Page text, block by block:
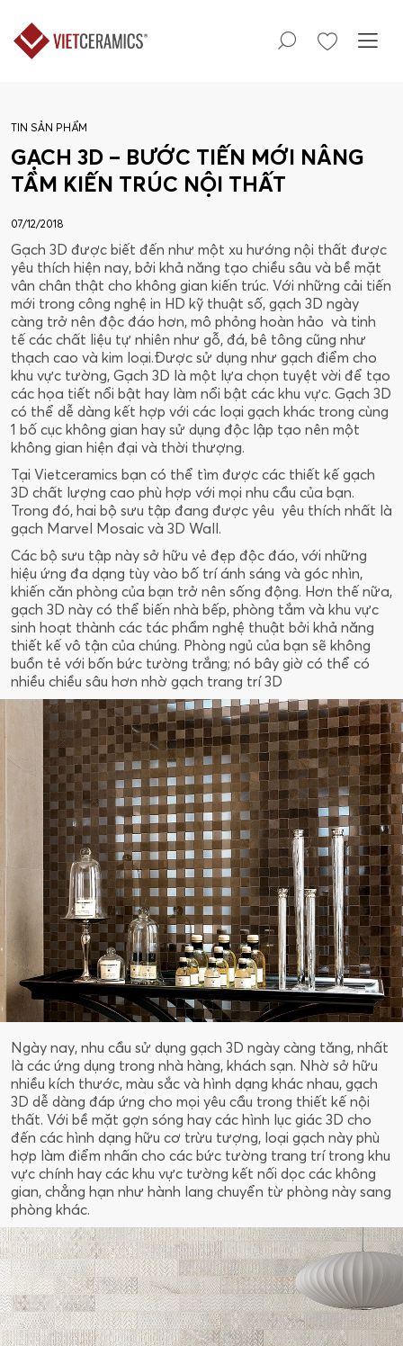
TIN SẢN PHẨM
GẠCH 3D – BƯỚC TIẾN MỚI NÂNG
TẦM KIẾN TRÚC NỘI THẤT
07/12/2018
Gạch 3D được biết đến như một xu hướng nội thất được
yêu thích hiện nay, bởi khả năng tạo chiều sâu và bề mặt
vân chân thật cho không gian kiến trúc. Với những cải tiến
mới trong công nghệ in HD kỹ thuật số, gạch 3D ngày
càng trở nên độc đáo hơn, mô phỏng hoàn hảo và tinh
tế các chất liệu tự nhiên như gỗ, đá, bê tông cũng như
thạch cao và kim loại.Được sử dụng như gạch điểm cho
khu vực tường, Gạch 3D là một lựa chọn tuyệt vời để tạo
các họa tiết nổi bật hay làm nổi bật các khu vực. Gạch 3D
có thể dễ dàng kết hợp với các loại gạch khác trong cùng
1 bố cục không gian hay sử dụng độc lập tạo nên một
không gian hiện đại và thời thượng.
Tại Vietceramics bạn có thể tìm được các thiết kế gạch
3D chất lượng cao phù hợp với mọi nhu cầu của bạn.
Trong đó, hai bộ sưu tập đang được yêu yêu thích nhất là
gạch Marvel Mosaic và 3D Wall.
Các bộ sưu tập này sở hữu vẻ đẹp độc đáo, với những
hiệu ứng đa dạng tùy vào bố trí ánh sáng và góc nhìn,
khiến căn phòng của bạn trở nên sống động. Hơn thế nữa,
gạch 3D này có thể biến nhà bếp, phòng tắm và khu vực
sinh hoạt thành các tác phẩm nghệ thuật bởi khả năng
thiết kế vô tận của chúng. Phòng ngủ của bạn sẽ không
buồn tẻ với bốn bức tường trắng; nó bây giờ có thể có
nhiều chiều sâu hơn nhờ gạch trang trí 3D
Ngày nay, nhu cầu sử dụng gạch 3D ngày càng tăng, nhất
là các ứng dụng trong nhà hàng, khách sạn. Nhờ sở hữu
nhiều kích thước, màu sắc và hình dạng khác nhau, gạch
3D dễ dàng đáp ứng cho mọi yêu cầu trong thiết kế nội
thất. Với bề mặt gợn sóng hay các hình lục giác 3D cho
đến các hình dạng hữu cơ trừu tượng, loại gạch này phù
hợp làm điểm nhấn cho các bức tường trang trí trong khu
vực chính hay các khu vực tường kết nối dọc các không
gian, chẳng hạn như hành lang chuyển từ phòng này sang
phòng khác.